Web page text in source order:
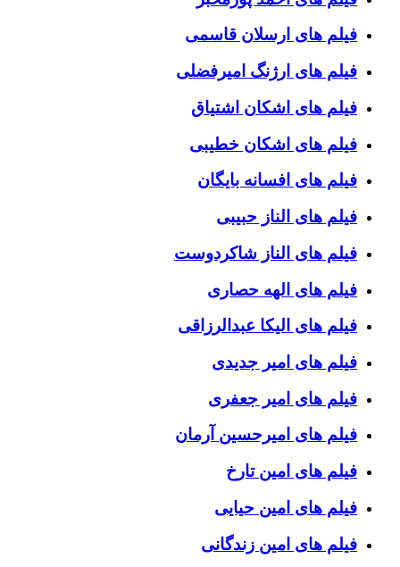
فیلم های ارسلان قاسمی
فیلم های ارژنگ امیرفضلی
فیلم های اشکان اشتیاق
فیلم های اشکان خطیبی
فیلم های افسانه بایگان
فیلم های الناز حبیبی
فیلم های الناز شاکردوست
فیلم های الهه حصاری
فیلم های الیکا عبدالرزاقی
فیلم های امیر جدیدی
فیلم های امیر جعفری
فیلم های امیرحسین آرمان
فیلم های امین تارخ
فیلم های امین حیایی
فیلم های امین زندگانی